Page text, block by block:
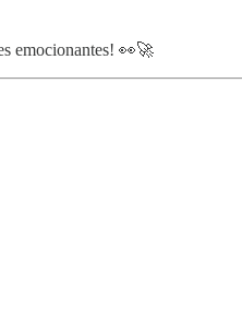
emocionantes! 👀🚀